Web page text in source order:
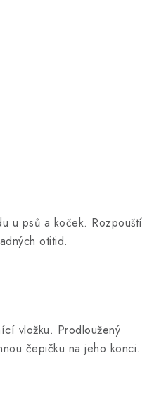
u psů a koček. Rozpouští
otitid.
vložku. Prodloužený
čepičku na jeho konci.